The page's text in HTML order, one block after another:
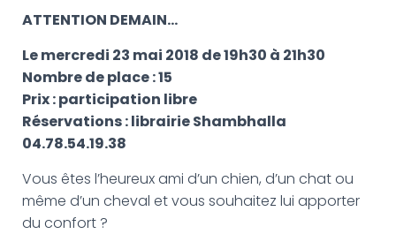
ATTENTION DEMAIN…
Le mercredi 23 mai 2018 de 19h30 à 21h30
Nombre de place : 15
Prix : participation libre
Réservations : librairie Shambhalla
04.78.54.19.38
Vous êtes l’heureux ami d’un chien, d’un chat ou
même d’un cheval et vous souhaitez lui apporter
du confort ?